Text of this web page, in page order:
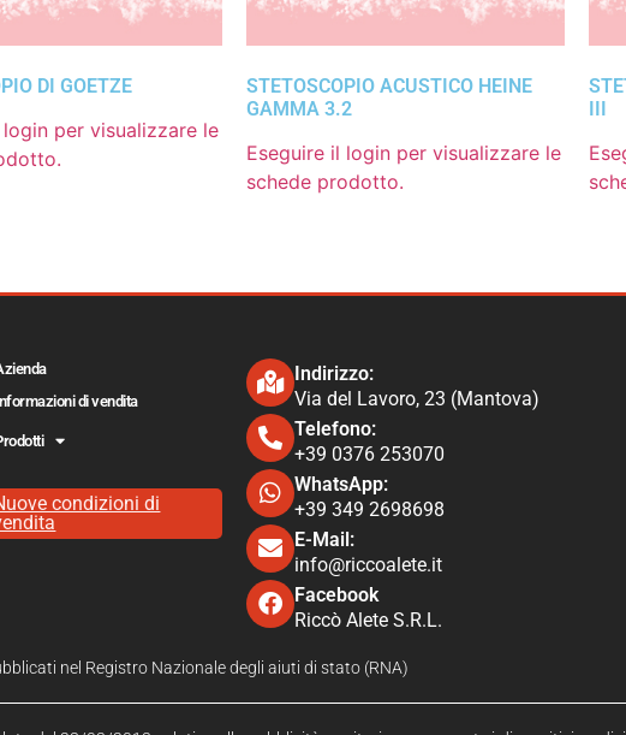
DI GOETZE
login per visualizzare le
STETOSCOPIO ACUSTICO HEINE
GAMMA 3.2
Eseguire il login per visualizzare le
schede prodotto.
III
di vendita
condizioni di
Indirizzo:
Via del Lavoro, 23 (Mantova)
Telefono:
+39 0376 253070​
WhatsApp:
+39 349 2698698
E-Mail:
info@riccoalete​.it
Facebook
Riccò Alete S.R.L.
nel Registro Nazionale degli aiuti di stato (RNA)